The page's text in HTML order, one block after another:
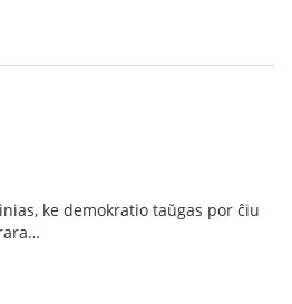
ke demokratio taŭgas por ĉiu